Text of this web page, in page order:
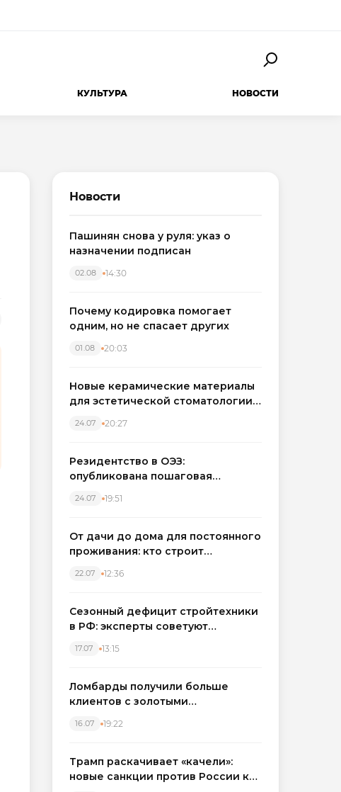
КУЛЬТУРА НОВОСТИ
Новости
Пашинян снова у руля: указ о
назначении подписан
02.08 14:30
Почему кодировка помогает
одним, но не спасает других
01.08 20:03
Новые керамические материалы
для эстетической стоматологии
24.07 20:27
Резидентство в ОЭЗ:
опубликована пошаговая
налоговых льгот для инвесторов
24.07 19:51
От дачи до дома для постоянного
проживания: кто строит
Западном регионе
22.07 12:36
Сезонный дефицит стройтехники
в РФ: эксперты советуют
17.07 13:15
Ломбарды получили больше
клиентов с золотыми
вырос на фоне подорожания
16.07 19:22
Трамп раскачивает «качели»:
новые санкции против России как